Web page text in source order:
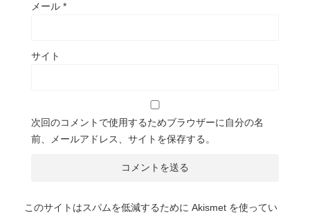
メール *
サイト
次回のコメントで使用するためブラウザーに自分の名
前、メールアドレス、サイトを保存する。
このサイトはスパムを低減するために Akismet を使ってい